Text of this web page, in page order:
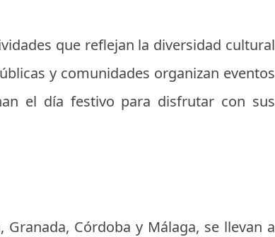
que reflejan la diversidad cultural
y comunidades organizan eventos
el día festivo para disfrutar con sus
Córdoba y Málaga, se llevan a